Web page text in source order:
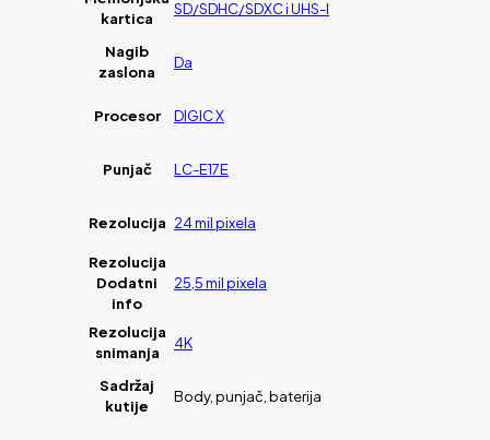
kartica
SD/SDHC/SDXC i UHS-I
Nagib
zaslona
Da
Procesor DIGIC X
Punjač LC-E17E
Rezolucija 24 mil pixela
Rezolucija
Dodatni
info
25,5 mil pixela
Rezolucija
snimanja
4K
Sadržaj
kutije
Body, punjač, baterija